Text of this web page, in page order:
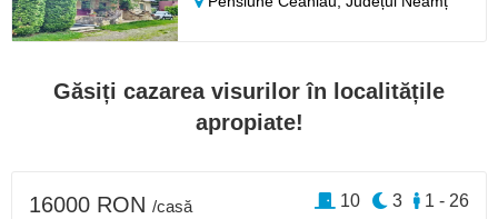
Găsiți cazarea visurilor în localitățile
apropiate!
16000 RON /casă 1 - 26
3
10